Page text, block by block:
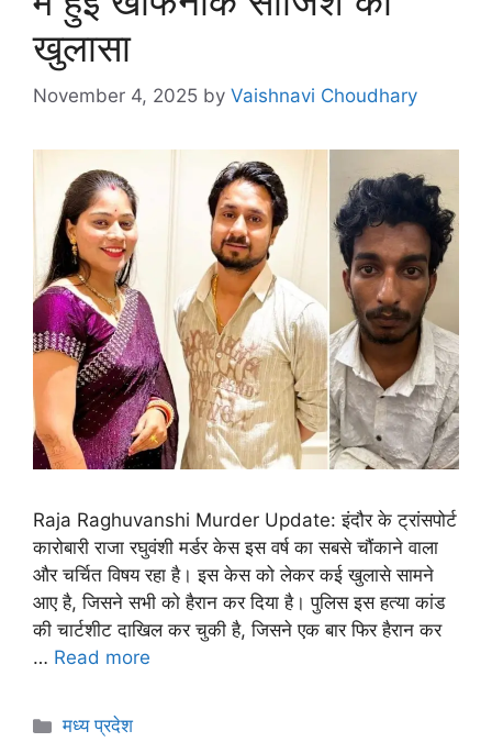
खुलासा
November 4, 2025 by Vaishnavi Choudhary
Raja Raghuvanshi Murder Update: इंदौर के ट्रांसपोर्ट
कारोबारी राजा रघुवंशी मर्डर केस इस वर्ष का सबसे चौंकाने वाला
और चर्चित विषय रहा है। इस केस को लेकर कई खुलासे सामने
आए है, जिसने सभी को हैरान कर दिया है। पुलिस इस हत्या कांड
की चार्टशीट दाखिल कर चुकी है, जिसने एक बार फिर हैरान कर
… Read more
मध्य प्रदेश